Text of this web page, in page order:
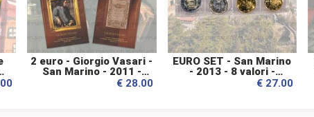
2 euro - Giorgio Vasari -
San Marino - 2011 -
€ 28.00
EURO SET - San Marino
- 2013 - 8 valori -
€ 27.00